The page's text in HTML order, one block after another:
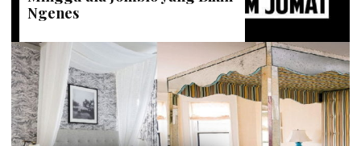
Ngenes